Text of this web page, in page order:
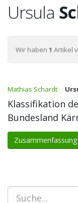
Ursula
Wir haben 1 Artikel
Mathias Schardt
Klassifikation
Bundesland